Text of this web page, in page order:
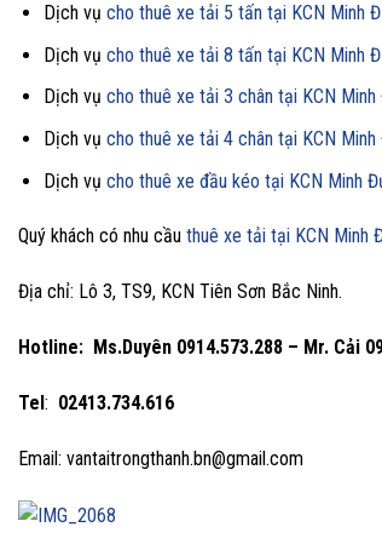
Dịch vụ cho thuê xe tải 5 tấn tại KCN Minh
Dịch vụ cho thuê xe tải 8 tấn tại KCN Minh
Dịch vụ cho thuê xe tải 3 chân tại KCN
Dịch vụ cho thuê xe tải 4 chân tại KCN
Dịch vụ cho thuê xe đầu kéo tại KCN Minh
Quý khách có nhu cầu thuê xe tải tại KCN Minh
Địa chỉ: Lô 3, TS9, KCN Tiên Sơn Bắc Ninh.
Hotline: Ms.Duyên 0914.573.288 – Mr. Cải
Tel: 02413.734.616
Email: vantaitrongthanh.bn@gmail.com